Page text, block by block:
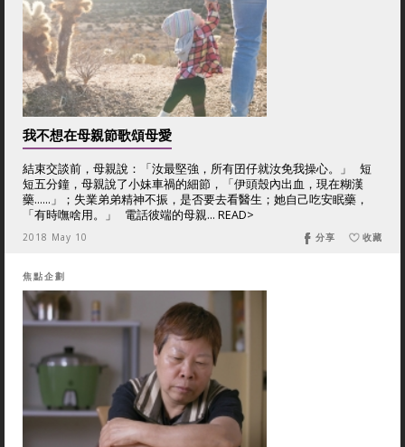
我不想在母親節歌頌母愛
結束交談前，母親說：「汝最堅強，所有囝仔就汝免我操心。」 短
短五分鐘，母親說了小妹車禍的細節，「伊頭殼內出血，現在糊漢
藥……」；失業弟弟精神不振，是否要去看醫生；她自己吃安眠藥，
「有時嘸啥用。」 電話彼端的母親... READ>
2018 May 10 收藏
分享
焦點企劃